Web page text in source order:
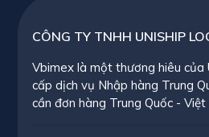
CÔNG TY TNHH UNISHIP
Vbimex là một thương hiêu của
cấp dịch vụ Nhập hàng Trung
cần đơn hàng Trung Quốc -